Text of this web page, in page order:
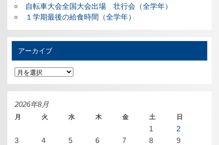
自転車大会全国大会出場 壮行会（全学年）
１学期最後の給食時間（全学年）
アーカイブ
ア
ー
カ
イ
ブ
2026年8月
月 火 水 木 金 土 日
1
2
3
4 5 6 7 8
9